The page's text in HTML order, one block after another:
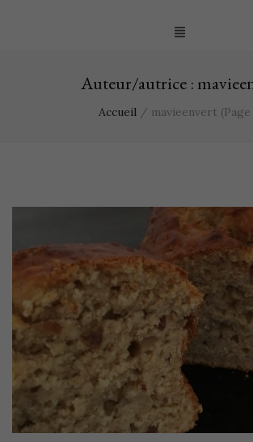
Auteur/autrice :
Accueil / mavieenvert (Page